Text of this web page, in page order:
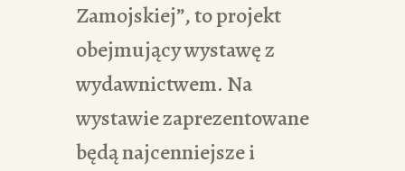
Zamojskiej”, to projekt
obejmujący wystawę z
wydawnictwem. Na
wystawie zaprezentowane
będą najcenniejsze i